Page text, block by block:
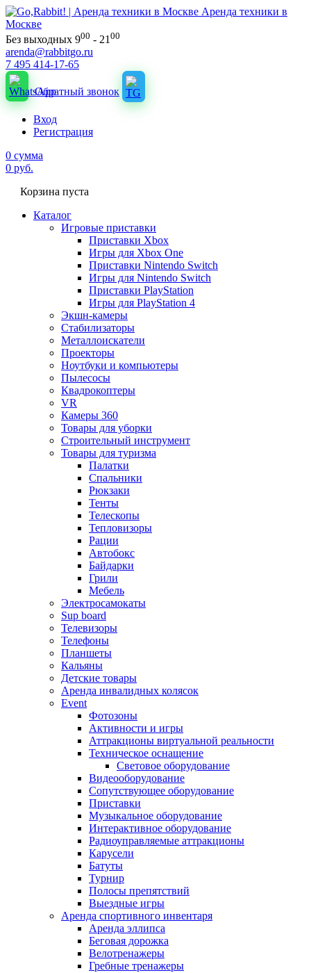
Аренда техники в
Москве
Без выходных 900 - 21 00
arenda@rabbitgo.ru
7 495 414-17-65
Обратный звонок
Вход
Регистрация
0 сумма
0 руб.
Корзина пуста
Каталог
Игровые приставки
Приставки Xbox
Игры для Xbox One
Приставки Nintendo Switch
Игры для Nintendo Switch
Приставки PlayStation
Игры для PlayStation 4
Экшн-камеры
Стабилизаторы
Металлоискатели
Проекторы
Ноутбуки и компьютеры
Пылесосы
Квадрокоптеры
VR
Камеры 360
Товары для уборки
Строительный инструмент
Товары для туризма
Палатки
Спальники
Рюкзаки
Тенты
Телескопы
Тепловизоры
Рации
Автобокс
Байдарки
Грили
Мебель
Электросамокаты
Sup board
Телевизоры
Телефоны
Планшеты
Кальяны
Детские товары
Аренда инвалидных колясок
Event
Фотозоны
Активности и игры
Аттракционы виртуальной реальности
Техническое оснащение
Световое оборудование
Видеооборудование
Сопутствующее оборудование
Приставки
Музыкальное оборудование
Интерактивное оборудование
Радиоуправляемые аттракционы
Карусели
Батуты
Турнир
Полосы препятствий
Выездные игры
Аренда спортивного инвентаря
Аренда эллипса
Бeговая дoрожка
Велотренажеры
Гребные тренажеры